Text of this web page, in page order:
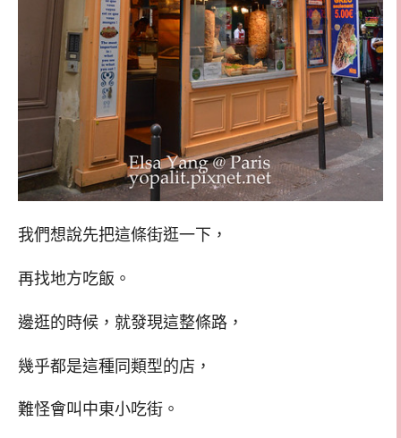
我們想說先把這條街逛一下，
再找地方吃飯。
邊逛的時候，就發現這整條路，
幾乎都是這種同類型的店，
難怪會叫中東小吃街。